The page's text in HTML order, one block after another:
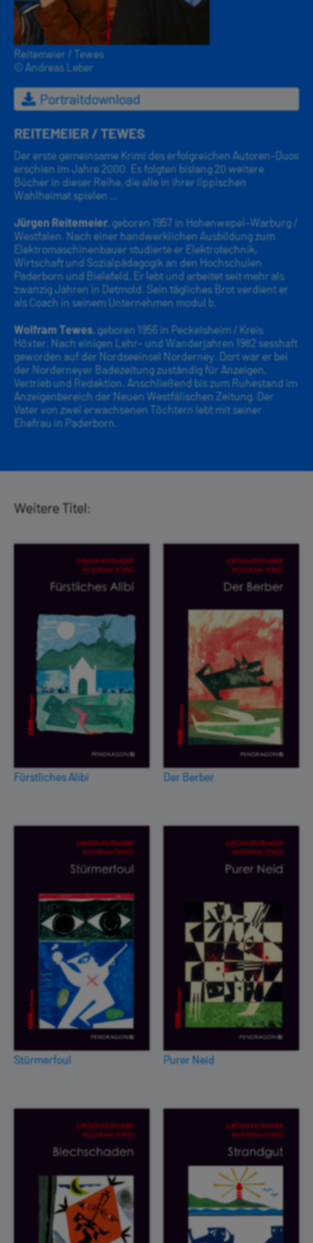
Reitemeier / Tewes
© Andreas Leber
Portraitdownload
REITEMEIER / TEWES
Der erste gemeinsame Krimi des erfolgreichen Autoren-Duos
erschien im Jahre 2000. Es folgten bislang 20 weitere
Bücher in dieser Reihe, die alle in ihrer lippischen
Wahlheimat spielen ...
Jürgen Reitemeier , geboren 1957 in Hohenwepel-Warburg /
Westfalen. Nach einer handwerklichen Ausbildung zum
Elektromaschinenbauer studierte er Elektrotechnik,
Wirtschaft und Sozialpädagogik an den Hochschulen
Paderborn und Bielefeld. Er lebt und arbeitet seit mehr als
zwanzig Jahren in Detmold. Sein tägliches Brot verdient er
als Coach in seinem Unternehmen modul b.
Wolfram Tewes , geboren 1956 in Peckelsheim / Kreis
Höxter. Nach einigen Lehr- und Wanderjahren 1982 sesshaft
geworden auf der Nordseeinsel Norderney. Dort war er bei
der Norderneyer Badezeitung zuständig für Anzeigen,
Vertrieb und Redaktion. Anschließend bis zum Ruhestand im
Anzeigenbereich der Neuen Westfälischen Zeitung. Der
Vater von zwei erwachsenen Töchtern lebt mit seiner
Ehefrau in Paderborn.
Weitere Titel:
Fürstliches Alibi Der Berber
Stürmerfoul Purer Neid